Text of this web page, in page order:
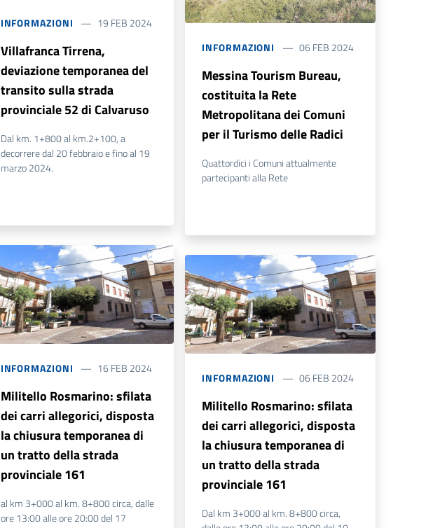
INFORMAZIONI 19 FEB 2024
Villafranca Tirrena,
deviazione temporanea del
transito sulla strada
provinciale 52 di Calvaruso
Dal km. 1+800 al km.2+100, a
decorrere dal 20 febbraio e fino al 19
marzo 2024.
INFORMAZIONI 16 FEB 2024
Militello Rosmarino: sfilata
dei carri allegorici, disposta
la chiusura temporanea di
un tratto della strada
provinciale 161
al km 3+000 al km. 8+800 circa, dalle
ore 13:00 alle ore 20:00 del 17
INFORMAZIONI 06 FEB 2024
Messina Tourism Bureau,
costituita la Rete
Metropolitana dei Comuni
per il Turismo delle Radici
Quattordici i Comuni attualmente
partecipanti alla Rete
INFORMAZIONI 06 FEB 2024
Militello Rosmarino: sfilata
dei carri allegorici, disposta
la chiusura temporanea di
un tratto della strada
provinciale 161
Dal km 3+000 al km. 8+800 circa,